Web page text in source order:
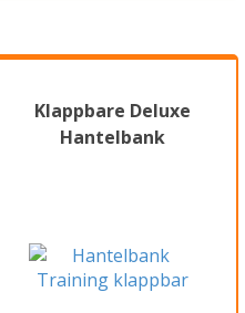
Klappbare Deluxe
Hantelbank